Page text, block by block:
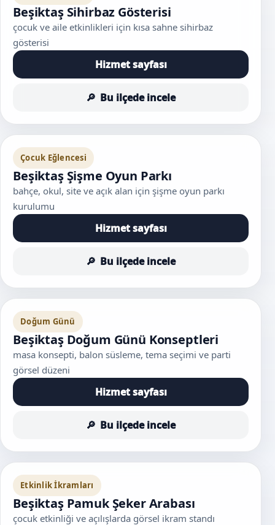
Beşiktaş Sihirbaz Gösterisi
çocuk ve aile etkinlikleri için kısa sahne sihirbaz
gösterisi
Hizmet sayfası
Bu ilçede incele
Çocuk Eğlencesi
Beşiktaş Şişme Oyun Parkı
bahçe, okul, site ve açık alan için şişme oyun parkı
kurulumu
Hizmet sayfası
Bu ilçede incele
Doğum Günü
Beşiktaş Doğum Günü Konseptleri
masa konsepti, balon süsleme, tema seçimi ve parti
görsel düzeni
Hizmet sayfası
Bu ilçede incele
Etkinlik İkramları
Beşiktaş Pamuk Şeker Arabası
çocuk etkinliği ve açılışlarda görsel ikram standı